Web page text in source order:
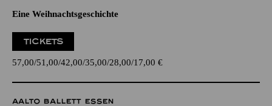
Eine Weihnachtsgeschichte
TICKETS
57,00 51,00 42,00 35,00 28,00 17,00 €
AALTO BALLETT ESSEN